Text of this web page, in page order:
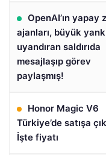
OpenAI’ın yapay
ajanları, büyük
uyandıran saldırıda
mesajlaşıp görev
paylaşmış!
Honor Magic V6
Türkiye’de satışa
İşte fiyatı